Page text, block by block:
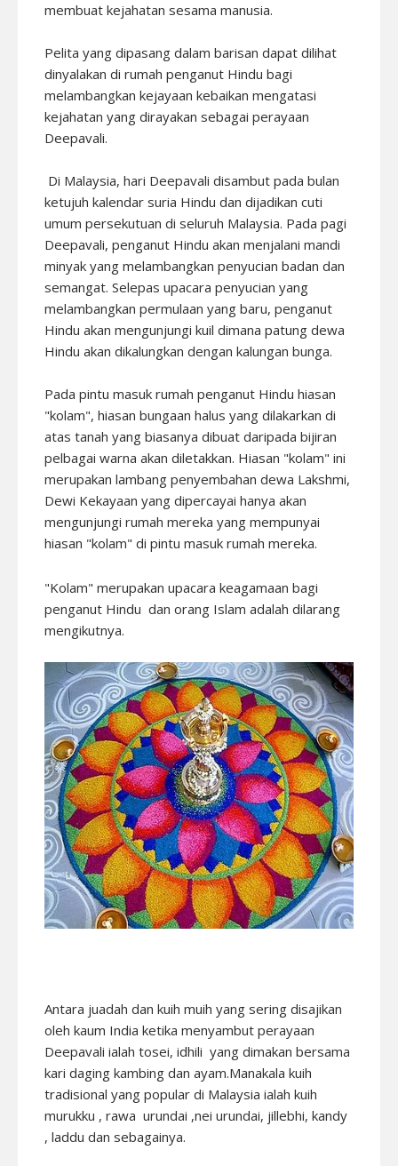
membuat kejahatan sesama manusia.
Pelita yang dipasang dalam barisan dapat dilihat
dinyalakan di rumah penganut Hindu bagi
melambangkan kejayaan kebaikan mengatasi
kejahatan yang dirayakan sebagai perayaan
Deepavali.
Di Malaysia, hari Deepavali disambut pada bulan
ketujuh kalendar suria Hindu dan dijadikan cuti
umum persekutuan di seluruh Malaysia. Pada pagi
Deepavali, penganut Hindu akan menjalani mandi
minyak yang melambangkan penyucian badan dan
semangat. Selepas upacara penyucian yang
melambangkan permulaan yang baru, penganut
Hindu akan mengunjungi kuil dimana patung dewa
Hindu akan dikalungkan dengan kalungan bunga.
Pada pintu masuk rumah penganut Hindu hiasan
"kolam", hiasan bungaan halus yang dilakarkan di
atas tanah yang biasanya dibuat daripada bijiran
pelbagai warna akan diletakkan. Hiasan "kolam" ini
merupakan lambang penyembahan dewa Lakshmi,
Dewi Kekayaan yang dipercayai hanya akan
mengunjungi rumah mereka yang mempunyai
hiasan "kolam" di pintu masuk rumah mereka.
"Kolam" merupakan upacara keagamaan bagi
penganut Hindu dan orang Islam adalah dilarang
mengikutnya.
Antara juadah dan kuih muih yang sering disajikan
oleh kaum India ketika menyambut perayaan
Deepavali ialah tosei, idhili yang dimakan bersama
kari daging kambing dan ayam.Manakala kuih
tradisional yang popular di Malaysia ialah kuih
murukku , rawa urundai ,nei urundai, jillebhi, kandy
, laddu dan sebagainya.